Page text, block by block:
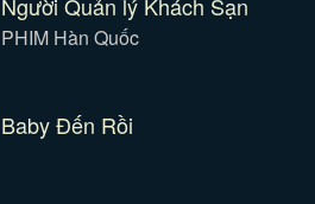
PHIM Hàn Quốc
Baby Đến Rồi